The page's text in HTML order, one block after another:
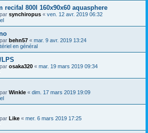
recifal 800l 160x90x60 aquasphere
synchiropus « ven. 12 avr. 2019 06:32
behn57 « mar. 9 avr. 2019 13:24
en général
osaka320 « mar. 19 mars 2019 09:34
Winkle « dim. 17 mars 2019 19:09
Like « mer. 6 mars 2019 17:25